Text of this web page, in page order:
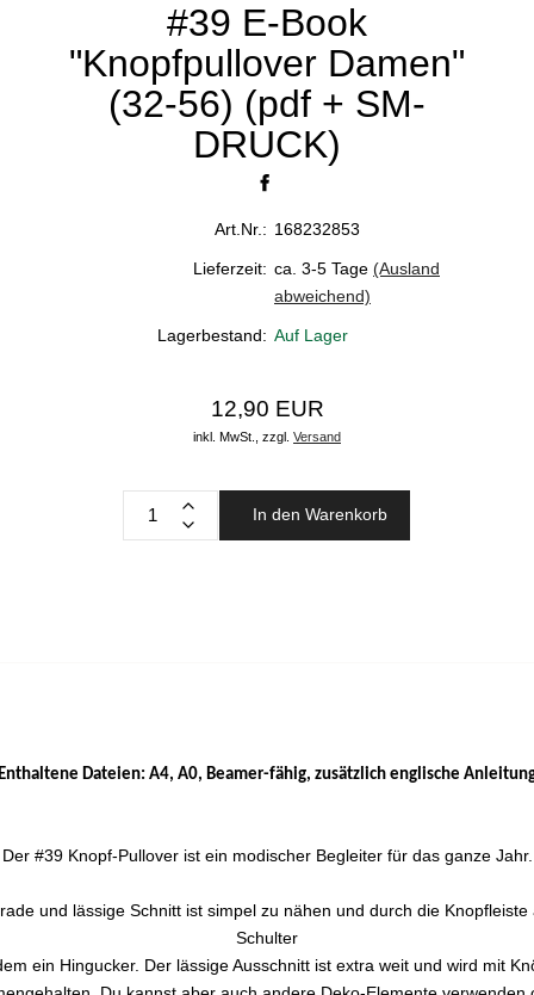
#39 E-Book
"Knopfpullover Damen"
(32-56) (pdf + SM-
DRUCK)
Art.Nr.: 168232853
Lieferzeit: ca. 3-5 Tage (Ausland
abweichend)
Lagerbestand: Auf Lager
12,90 EUR
inkl. MwSt., zzgl. Versand
In den Warenkorb
Dateien: A4, A0, Beamer-fähig, zusätzlich englische
Der #39 Knopf-Pullover ist ein modischer Begleiter für das ganze Jahr.
und lässige Schnitt ist simpel zu nähen und durch die Knopfleiste
Schulter
ein Hingucker. Der lässige Ausschnitt ist extra weit und wird mit